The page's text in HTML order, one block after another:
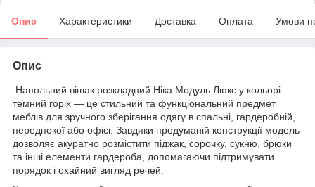
Опис Характеристики Доставка Оплата Умови
Опис
Напольний вішак розкладний Ніка Модуль Люкс у кольорі
темний горіх — це стильний та функціональний предмет
меблів для зручного зберігання одягу в спальні, гардеробній,
передпокої або офісі. Завдяки продуманій конструкції модель
дозволяє акуратно розмістити піджак, сорочку, сукню, брюки
та інші елементи гардероба, допомагаючи підтримувати
порядок і охайний вигляд речей.